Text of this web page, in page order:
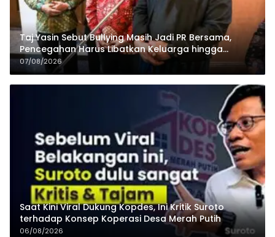
Taj Yasin Sebut Bullying Masih Jadi PR Bersama,
Pencegahan Harus Libatkan Keluarga hingga
Pesantren
07/08/2026
Saat Kini Viral Dukung Kopdes, Ini Kritik Suroto
terhadap Konsep Koperasi Desa Merah Putih
06/08/2026